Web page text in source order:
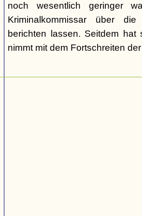
noch wesentlich geringer
Kriminalkommissar über die
berichten lassen. Seitdem
nimmt mit dem Fortschreiten